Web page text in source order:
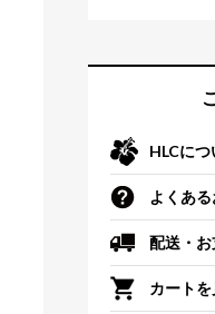
HLCにつ
よくあ
配送・
カートを